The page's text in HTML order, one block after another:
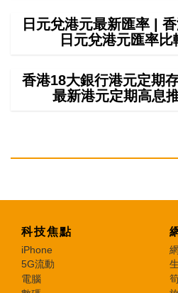
日元兌港元最新匯率 |
日元兌港元匯率
香港18大銀行港元定期
最新港元定期高息
科技焦點
iPhone
5G流動
電腦